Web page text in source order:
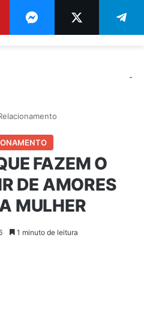
-
FAZEM O
DE AMORES
MULHER
1 minuto de leitura